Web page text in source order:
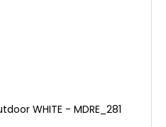
WHITE - MDRE_281